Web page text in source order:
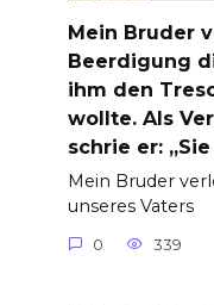
Mein Bruder
Beerdigung
ihm den
wollte. Als
schrie er:
Mein Bruder
unseres Vaters
0 339